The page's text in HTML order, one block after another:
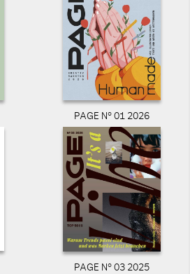
PAGE N° 01 2026
PAGE N° 03 2025